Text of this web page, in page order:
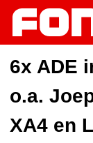
6x ADE
o.a.
XA4 en